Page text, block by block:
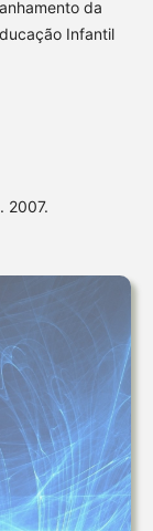
da
Infantil
2007.